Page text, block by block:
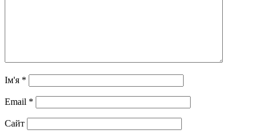
Ім'я *
Email *
Сайт